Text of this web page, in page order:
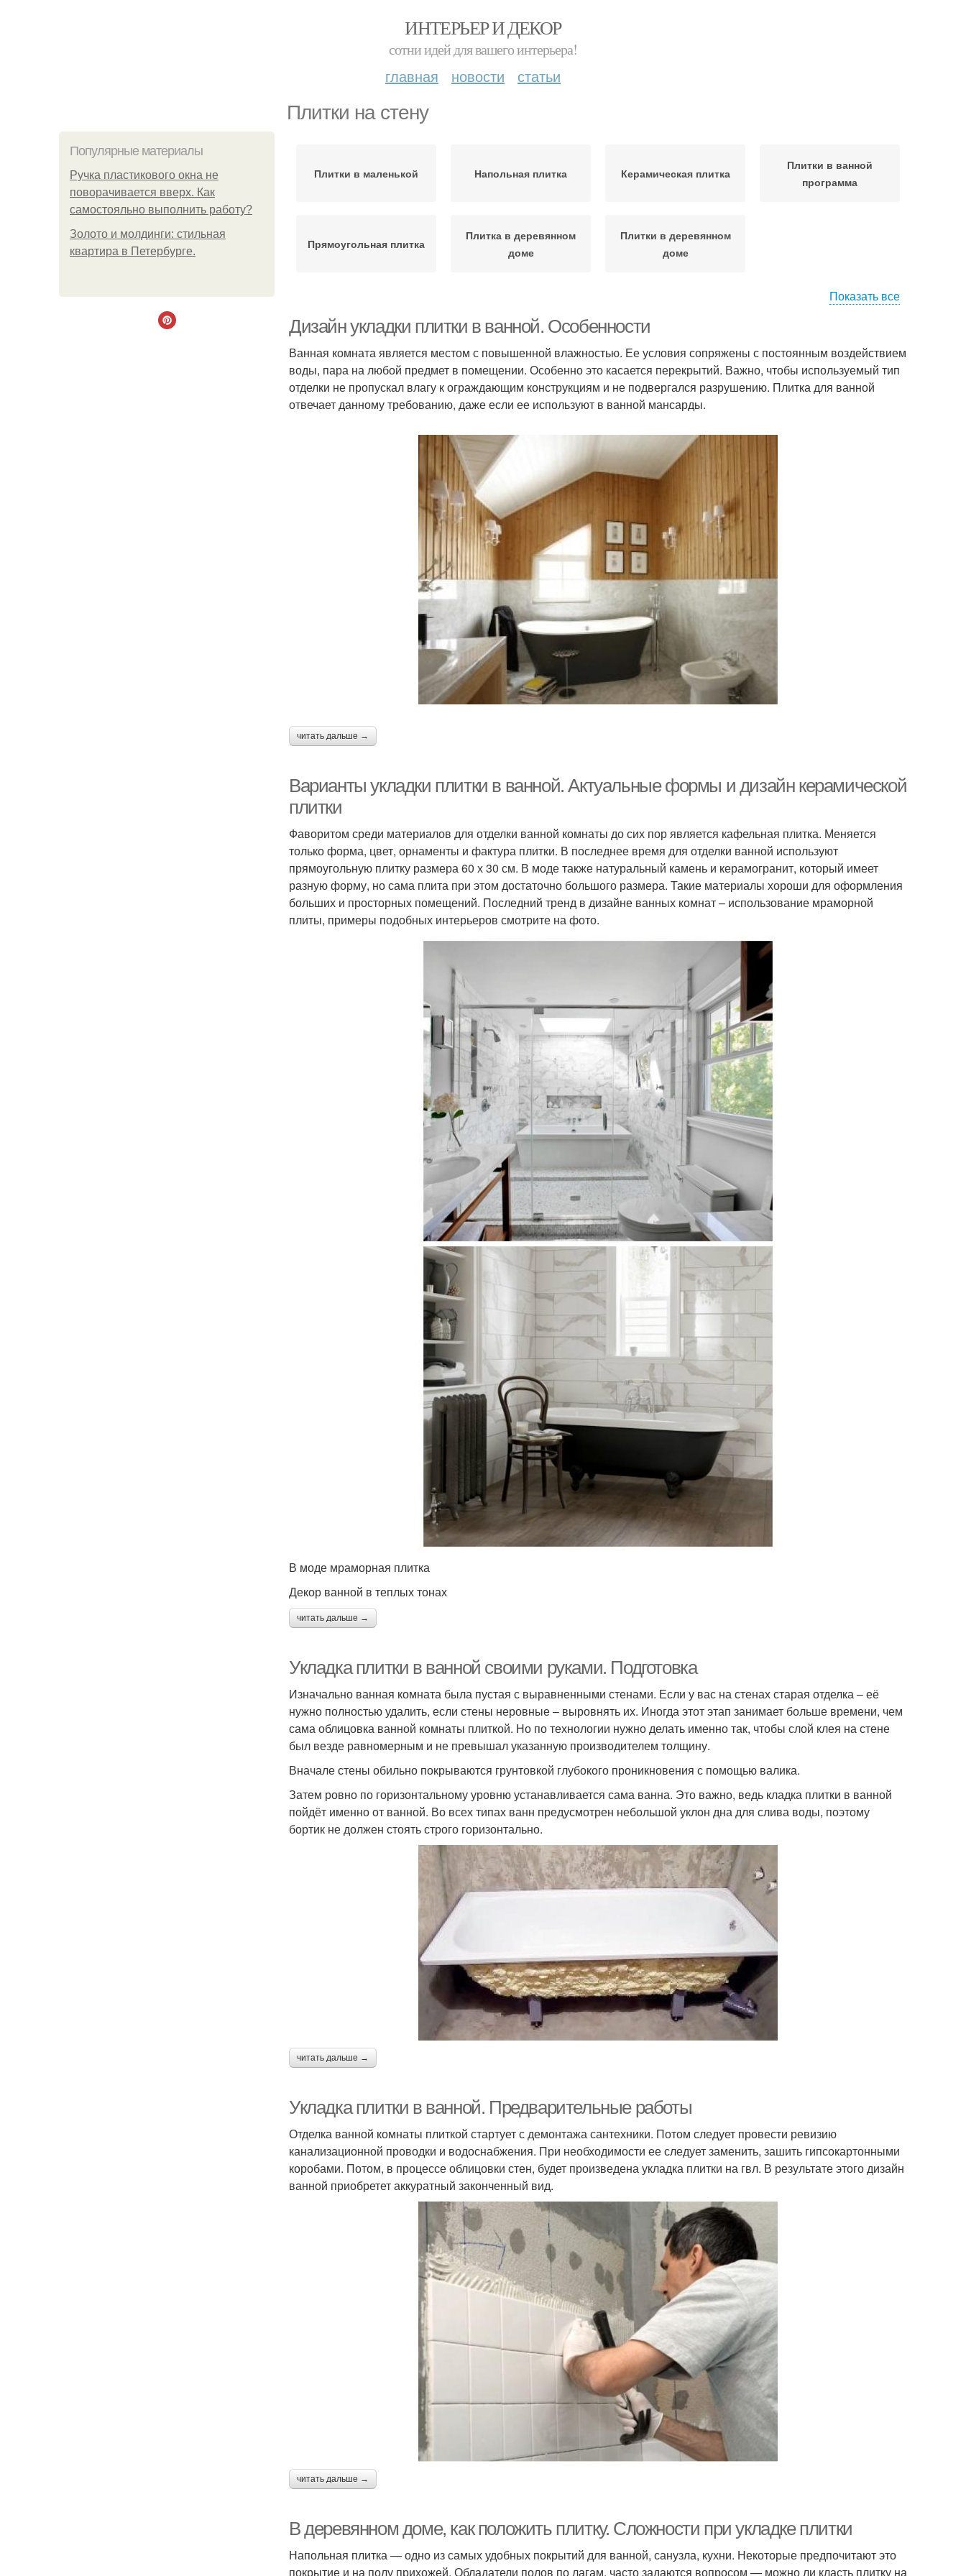
ИНТЕРЬЕР И ДЕКОР
сотни идей для вашего интерьера!
главная новости статьи
Плитки на стену
Популярные материалы
Ручка пластикового окна не
поворачивается вверх. Как
самостояльно выполнить работу?
Золото и молдинги: стильная
квартира в Петербурге.
Плитки в маленькой Напольная плитка Керамическая плитка
Плитки в ванной
программа
Прямоугольная плитка
Плитка в деревянном
доме
Плитки в деревянном
доме
Показать все
Дизайн укладки плитки в ванной. Особенности
Ванная комната является местом с повышенной влажностью. Ее условия сопряжены с постоянным воздействием
воды, пара на любой предмет в помещении. Особенно это касается перекрытий. Важно, чтобы используемый тип
отделки не пропускал влагу к ограждающим конструкциям и не подвергался разрушению. Плитка для ванной
отвечает данному требованию, даже если ее используют в ванной мансарды.
читать дальше →
Варианты укладки плитки в ванной. Актуальные формы и дизайн керамической
плитки
Фаворитом среди материалов для отделки ванной комнаты до сих пор является кафельная плитка. Меняется
только форма, цвет, орнаменты и фактура плитки. В последнее время для отделки ванной используют
прямоугольную плитку размера 60 х 30 см. В моде также натуральный камень и керамогранит, который имеет
разную форму, но сама плита при этом достаточно большого размера. Такие материалы хороши для оформления
больших и просторных помещений. Последний тренд в дизайне ванных комнат – использование мраморной
плиты, примеры подобных интерьеров смотрите на фото.
В моде мраморная плитка
Декор ванной в теплых тонах
читать дальше →
Укладка плитки в ванной своими руками. Подготовка
Изначально ванная комната была пустая с выравненными стенами. Если у вас на стенах старая отделка – её
нужно полностью удалить, если стены неровные – выровнять их. Иногда этот этап занимает больше времени, чем
сама облицовка ванной комнаты плиткой. Но по технологии нужно делать именно так, чтобы слой клея на стене
был везде равномерным и не превышал указанную производителем толщину.
Вначале стены обильно покрываются грунтовкой глубокого проникновения с помощью валика.
Затем ровно по горизонтальному уровню устанавливается сама ванна. Это важно, ведь кладка плитки в ванной
пойдёт именно от ванной. Во всех типах ванн предусмотрен небольшой уклон дна для слива воды, поэтому
бортик не должен стоять строго горизонтально.
читать дальше →
Укладка плитки в ванной. Предварительные работы
Отделка ванной комнаты плиткой стартует с демонтажа сантехники. Потом следует провести ревизию
канализационной проводки и водоснабжения. При необходимости ее следует заменить, зашить гипсокартонными
коробами. Потом, в процессе облицовки стен, будет произведена укладка плитки на гвл. В результате этого дизайн
ванной приобретет аккуратный законченный вид.
читать дальше →
В деревянном доме, как положить плитку. Сложности при укладке плитки
Напольная плитка — одно из самых удобных покрытий для ванной, санузла, кухни. Некоторые предпочитают это
покрытие и на полу прихожей. Обладатели полов по лагам, часто задаются вопросом — можно ли класть плитку на